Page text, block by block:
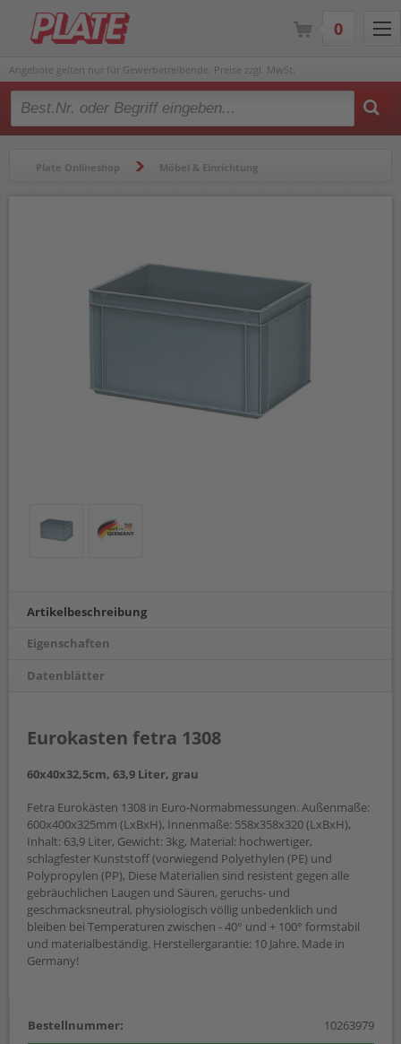
Angebote gelten nur für Gewerbetreibende. Preise zzgl. MwSt.
Type 2 or more characters for results.
Plate Onlineshop Möbel & Einrichtung
Artikelbeschreibung
Eigenschaften
Datenblätter
Eurokasten fetra 1308
60x40x32,5cm, 63,9 Liter, grau
Fetra Eurokästen 1308 in Euro-Normabmessungen. Außenmaße:
600x400x325mm (LxBxH), Innenmaße: 558x358x320 (LxBxH),
Inhalt: 63,9 Liter, Gewicht: 3kg, Material: hochwertiger,
schlagfester Kunststoff (vorwiegend Polyethylen (PE) und
Polypropylen (PP), Diese Materialien sind resistent gegen alle
gebräuchlichen Laugen und Säuren, geruchs- und
geschmacksneutral, physiologisch völlig unbedenklich und
bleiben bei Temperaturen zwischen - 40° und + 100° formstabil
und materialbeständig. Herstellergarantie: 10 Jahre. Made in
Germany!
Bestellnummer:
10263979
0